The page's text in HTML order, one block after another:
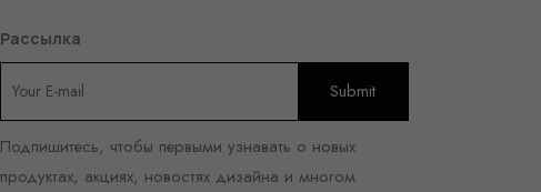
Рассылка
Подпишитесь, чтобы первыми узнавать о новых
продуктах, акциях, новостях дизайна и многом